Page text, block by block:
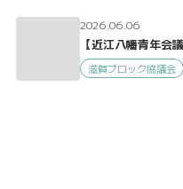
2026.06.06
【近江八幡青年会
滋賀ブロック協議会